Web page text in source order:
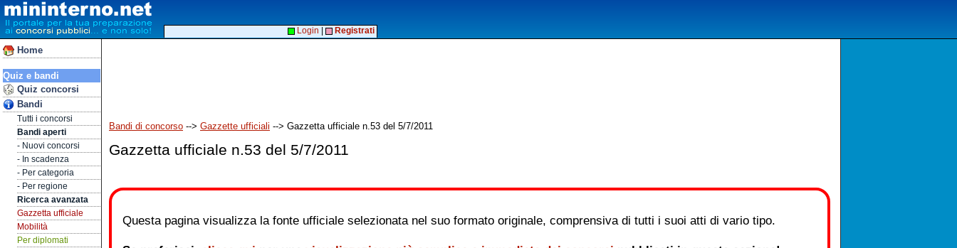
Home
Quiz e bandi
Quiz concorsi
Bandi
Tutti i concorsi
Bandi aperti
- Nuovi concorsi
- In scadenza
- Per categoria
- Per regione
Ricerca avanzata
Gazzetta ufficiale
Mobilità
Per diplomati
Login Registrati
Bandi di concorso --> Gazzette ufficiali --> Gazzetta ufficiale n.53 del 5/7/2011
Gazzetta ufficiale n.53 del 5/7/2011
Questa pagina visualizza la fonte ufficiale selezionata nel suo formato originale, comprensiva di tutti i suoi atti di vario tipo.